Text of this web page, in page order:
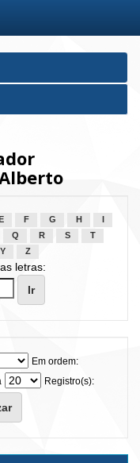
E F G H
Q R S
T
Y Z
letras:
Em ordem:
Registro(s):